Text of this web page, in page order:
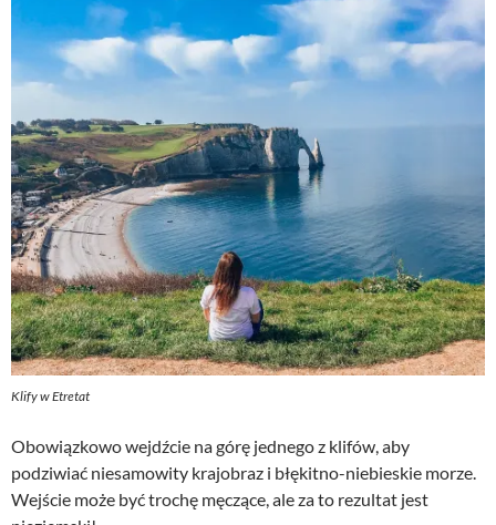
Klify w Etretat
Obowiązkowo wejdźcie na górę jednego z klifów, aby
podziwiać niesamowity krajobraz i błękitno-niebieskie morze.
Wejście może być trochę męczące, ale za to rezultat jest